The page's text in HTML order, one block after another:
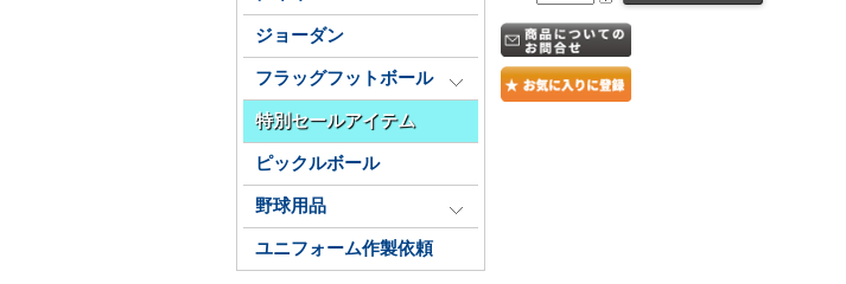
ジョーダン
フラッグフットボール
特別セールアイテム
ピックルボール
野球用品
ユニフォーム作製依頼